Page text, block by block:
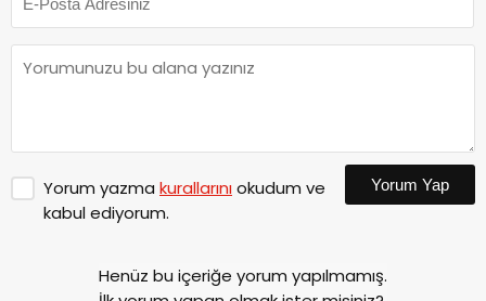
Yorum yazma kurallarınıokudum ve
kabul ediyorum.
Yorum Yap
Henüz bu içeriğe yorum yapılmamış.